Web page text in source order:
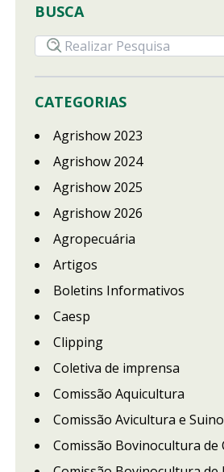
BUSCA
CATEGORIAS
Agrishow 2023
Agrishow 2024
Agrishow 2025
Agrishow 2026
Agropecuária
Artigos
Boletins Informativos
Caesp
Clipping
Coletiva de imprensa
Comissão Aquicultura
Comissão Avicultura e
Comissão Bovinocultura de